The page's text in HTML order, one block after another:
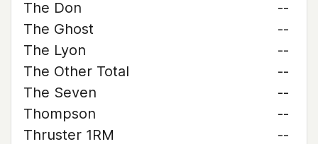
The Don
--
The Ghost
--
The Lyon
--
The Other Total
--
The Seven
--
Thompson
--
Thruster 1RM
--